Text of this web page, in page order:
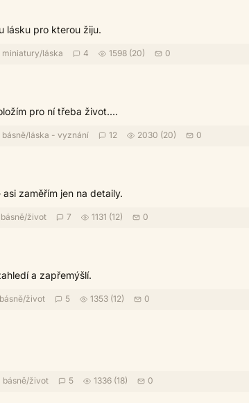
lásku pro kterou žiju.
miniatury/láska 4 1598 (20) 0
pro ní třeba život....
básně/láska - vyznání 12 2030 (20) 0
zaměřím jen na detaily.
básně/život 7 1131 (12) 0
a zapřemýšlí.
básně/život 5 1353 (12) 0
básně/život 5 1336 (18) 0